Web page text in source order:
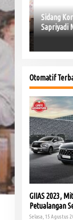
Sidang
Sapriyadi
yang
Otomatif
GIIAS 2023,
Petualangan
Selasa, 15 Agustus